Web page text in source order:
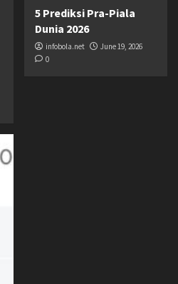
5 Prediksi Pra-Piala
Dunia 2026
infobola.net
June 19, 2026
0